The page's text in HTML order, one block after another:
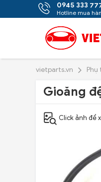
0945 333
Hotline mua
vietparts.vn Phụ
Gioăng
Click ảnh để